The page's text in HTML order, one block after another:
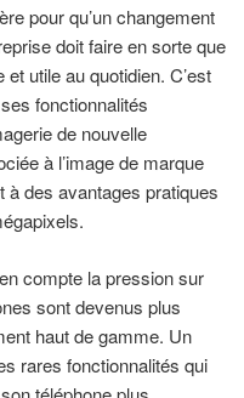
pour qu’un changement
doit faire en sorte que
utile au quotidien. C’est
fonctionnalités
de nouvelle
à l’image de marque
des avantages pratiques
compte la pression sur
sont devenus plus
haut de gamme. Un
rares fonctionnalités qui